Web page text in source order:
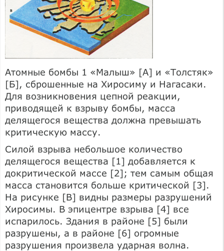
Атомные бомбы 1 «Малыш» [А] и «Толстяк»
[Б], сброшенные на Хиросиму и Нагасаки.
Для возникновения цепной реакции,
приводящей к взрыву бомбы, масса
делящегося вещества должна превышать
критическую массу.
Силой взрыва небольшое количество
делящегося вещества [1] добавляется к
докритической массе [2]; тем самым общая
масса становится больше критической [3].
На рисунке [В] видны размеры разрушений
Хиросимы. В эпицентре взрыва [4] все
испарилось. Здания в районе [5] были
разрушены, а в районе [6] огромные
разрушения произвела ударная волна.